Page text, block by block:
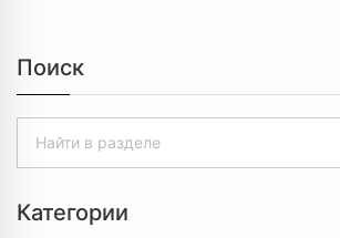
Поиск
Категории